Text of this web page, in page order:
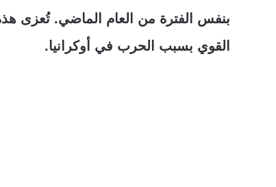
بنفس الفترة من العام الماضي. تُعزى
القوي بسبب الحرب في أوكرانيا.